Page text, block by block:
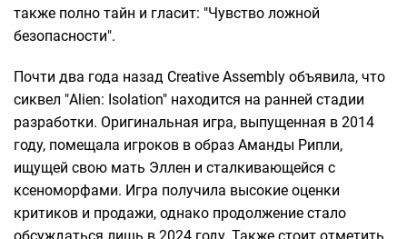
также полно тайн и гласит: "Чувство ложной
безопасности".
Почти два года назад Creative Assembly объявила, что
сиквел "Alien: Isolation" находится на ранней стадии
разработки. Оригинальная игра, выпущенная в 2014
году, помещала игроков в образ Аманды Рипли,
ищущей свою мать Эллен и сталкивающейся с
ксеноморфами. Игра получила высокие оценки
критиков и продажи, однако продолжение стало